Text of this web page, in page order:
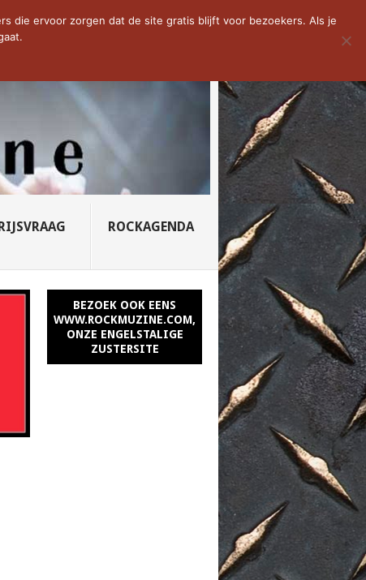
CD VAN DE WEEK: SLEEPING...
ROCKAGENDA
BEZOEK OOK EENS
WWW.ROCKMUZINE.COM,
ONZE ENGELSTALIGE
ZUSTERSITE
die ervoor zorgen dat de site gratis blijft voor bezoekers. Als je